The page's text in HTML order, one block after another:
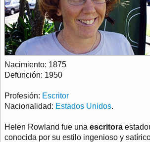
Nacimiento: 1875
Defunción: 1950
Profesión: Escritor
Nacionalidad: Estados Unidos.
Helen Rowland fue una escritora
conocida por su estilo ingenioso y